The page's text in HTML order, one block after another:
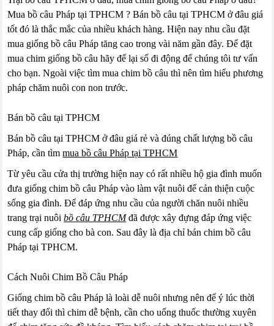
Mua bồ câu Pháp tại TPHCM ? Bán bồ câu tại TPHCM ở đâu giá
tốt đó là thắc mắc của nhiều khách hàng. Hiện nay nhu cầu đặt
mua giống bồ câu Pháp tăng cao trong vài năm gần đây. Để đặt
mua chim giống bồ câu hãy để lại số đi động để chúng tôi tư vấn
cho bạn. Ngoài việc tìm mua chim bồ câu thì nên tìm hiểu phương
pháp chăm nuôi con non trước.
Bán bồ câu tại TPHCM
Bán bồ câu tại TPHCM ở đâu giá rẻ và đúng chất lượng bồ câu
Pháp, cần tìmmua bồ câu Pháp tại TPHCM
Từ yêu cầu cửa thị trường hiện nay có rất nhiều hộ gia đình muốn
đưa giống chim bồ câu Pháp vào làm vật nuôi để cản thiện cuộc
sống gia đình. Để đáp ứng nhu cầu của người chăn nuôi nhiều
trang trại nuôibồ câu TPHCMđã được xây đựng đáp ứng việc
cung cấp giống cho bà con. Sau đây là địa chỉ bán chim bồ câu
Pháp tại TPHCM.
Cách Nuôi Chim Bồ Câu Pháp
Giống chim bồ câu Pháp là loài dễ nuôi nhưng nên để ý lúc thời
tiết thay đổi thì chim dễ bệnh, cần cho uống thuốc thường xuyên